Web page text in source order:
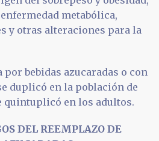
metabólica,
y otras alteraciones para la
bebidas azucaradas o con
duplicó en la población de
quintuplicó en los adultos.
DEL REEMPLAZO DE